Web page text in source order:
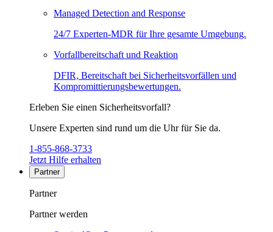
Managed Detection and Response
24/7 Experten-MDR für Ihre gesamte Umgebung.
Vorfallbereitschaft und Reaktion
DFIR, Bereitschaft bei Sicherheitsvorfällen und
Kompromittierungsbewertungen.
Erleben Sie einen Sicherheitsvorfall?
Unsere Experten sind rund um die Uhr für Sie da.
1-855-868-3733
Jetzt Hilfe erhalten
Partner
Partner
Partner werden